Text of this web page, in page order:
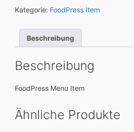
Pommes
dazu
oder
Ketchup
Zaziki
Krautsalat
Kategorie: FoodPress Item
Beschreibung
Beschreibung
FoodPress Menu Item
Ähnliche Produkte